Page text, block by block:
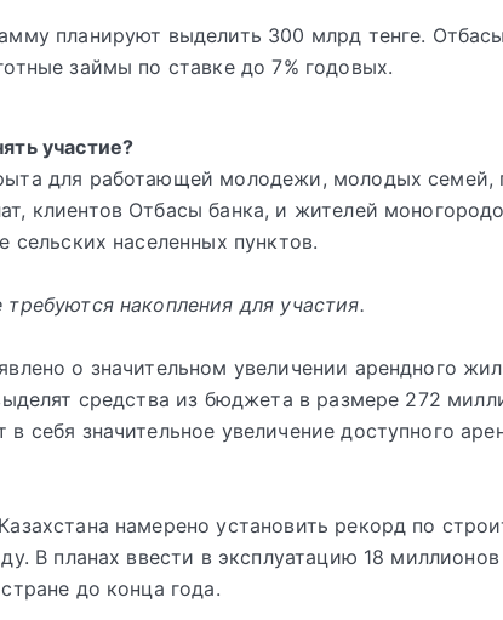
планируют выделить 300 млрд тенге.
займы по ставке до 7% годовых.
участие?
для работающей молодежи, молодых семей,
клиентов Отбасы банка, и жителей
сельских населенных пунктов.
накопления для участия.
о значительном увеличении арендного
средства из бюджета в размере 272
себя значительное увеличение доступного
намерено установить рекорд по
В планах ввести в эксплуатацию 18
до конца года.